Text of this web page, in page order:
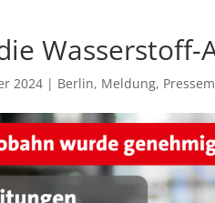
Wasserstoff-
2024 | Berlin, Meldung,